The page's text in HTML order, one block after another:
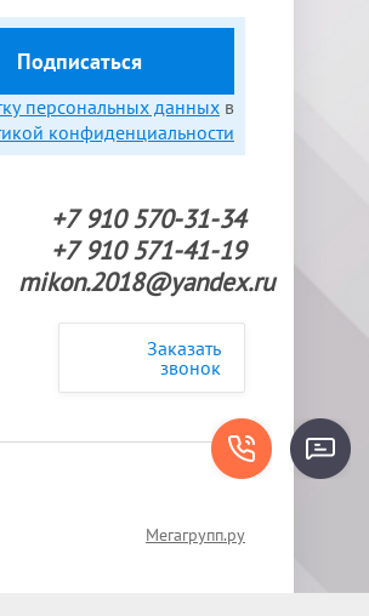
персональных данных в
конфиденциальности
Подписаться
+7 910 570-31-34
+7 910 571-41-19
mikon.2018@yandex.ru
Заказать
звонок
Мегагрупп.ру